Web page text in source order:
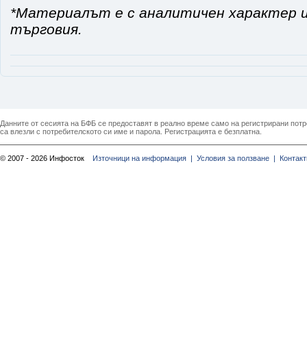
*Материалът е с аналитичен характер
търговия.
Данните от сесията на БФБ се предоставят в реално време само на регистрирани
са влезли с потребителското си име и парола. Регистрацията е безплатна.
© 2007 - 2026 Инфосток Източници на информация | Условия за ползване |